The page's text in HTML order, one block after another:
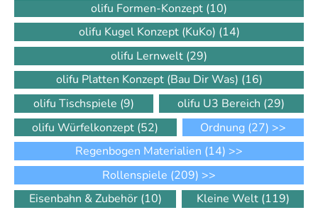
olifu Formen-Konzept (10)
olifu Kugel Konzept (KuKo) (14)
olifu Lernwelt (29)
olifu Platten Konzept (Bau Dir Was) (16)
olifu Tischspiele (9) olifu U3 Bereich (29)
olifu Würfelkonzept (52) Ordnung (27) >>
Regenbogen Materialien (14) >>
Rollenspiele (209) >>
Eisenbahn & Zubehör (10) Kleine Welt (119)